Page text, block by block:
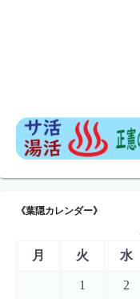
《葉隠カレンダー》
月
火 水
1 2